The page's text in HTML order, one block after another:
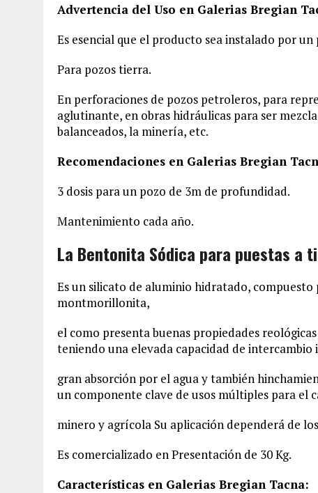
Advertencia del Uso en Galerias Bregian
Es esencial que el producto sea instalado por
Para pozos tierra.
En perforaciones de pozos petroleros, para
aglutinante, en obras hidráulicas para ser
balanceados, la minería, etc.
Recomendaciones en Galerias Bregian
3 dosis para un pozo de 3m de profundidad.
Mantenimiento cada año.
La Bentonita Sódica para puestas a
Es un silicato de aluminio hidratado,
montmorillonita,
el como presenta buenas propiedades
teniendo una elevada capacidad de intercambio
gran absorción por el agua y también
un componente clave de usos múltiples para el
minero y agrícola Su aplicación dependerá de
Es comercializado en Presentación de 30 Kg.
Características en Galerias Bregian Tacna: